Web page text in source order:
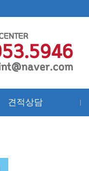
견적상담